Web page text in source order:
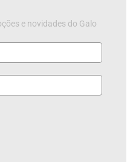
e novidades do Galo